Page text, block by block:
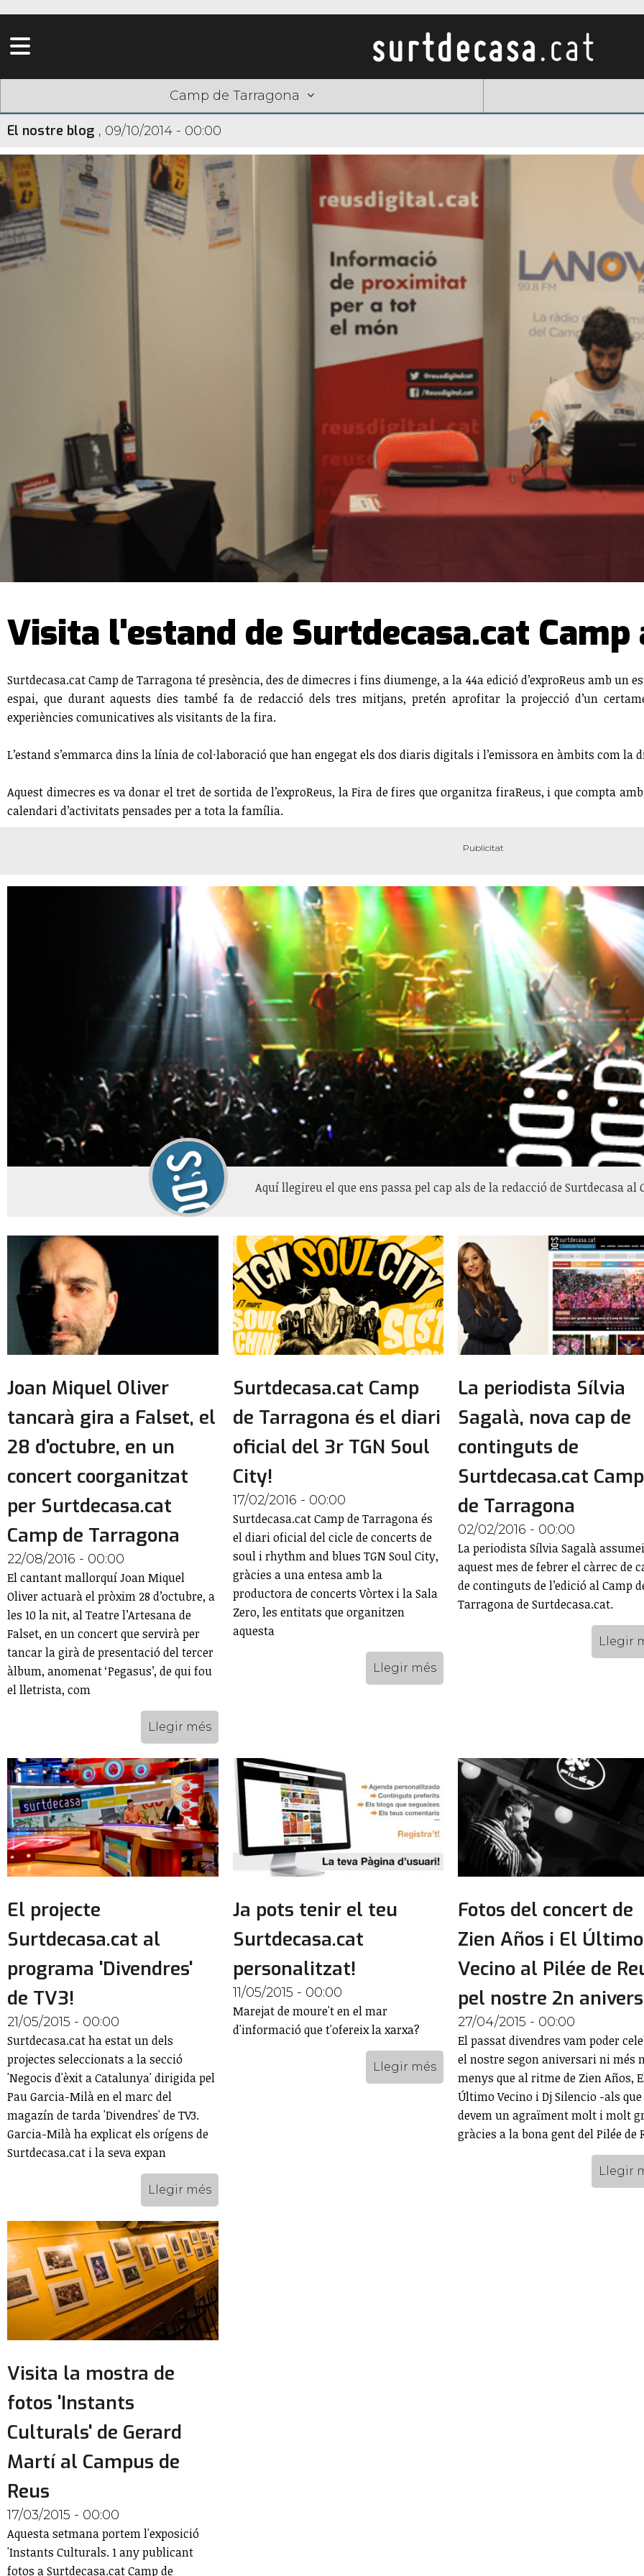
Camp de Tarragona
El nostre blog , 09/10/2014 - 00:00
Visita l'estand de Surtdecasa.cat Camp
Surtdecasa.cat Camp de Tarragona té presència, des de dimecres i fins diumenge, a la 44a edició d’exproReus amb un
espai, que durant aquests dies també fa de redacció dels tres mitjans, pretén aprofitar la projecció d’un
experiències comunicatives als visitants de la fira.
L’estand s’emmarca dins la línia de col·laboració que han engegat els dos diaris digitals i l’emissora en àmbits com
Aquest dimecres es va donar el tret de sortida de l’exproReus, la Fira de fires que organitza firaReus, i que compta
calendari d’activitats pensades per a tota la família.
Aquí llegireu el que ens passa pel cap als de la redacció de Surtdecasa al
Joan Miquel Oliver
tancarà gira a Falset, el
28 d'octubre, en un
concert coorganitzat
per Surtdecasa.cat
Camp de Tarragona
22/08/2016 - 00:00
El cantant mallorquí Joan Miquel
Oliver actuarà el pròxim 28 d’octubre, a
les 10 la nit, al Teatre l’Artesana de
Falset, en un concert que servirà per
tancar la girà de presentació del tercer
àlbum, anomenat ‘Pegasus’, de qui fou
el lletrista, com
Llegir més
Surtdecasa.cat Camp
de Tarragona és el diari
oficial del 3r TGN Soul
City!
17/02/2016 - 00:00
Surtdecasa.cat Camp de Tarragona és
el diari oficial del cicle de concerts de
soul i rhythm and blues TGN Soul City,
gràcies a una entesa amb la
productora de concerts Vòrtex i la Sala
Zero, les entitats que organitzen
aquesta
Llegir més
La periodista Sílvia
Sagalà, nova cap de
continguts de
Surtdecasa.cat Camp
de Tarragona
02/02/2016 - 00:00
La periodista Sílvia Sagalà
aquest mes de febrer el càrrec de
de continguts de l’edició al Camp
Tarragona de Surtdecasa.cat.
Llegir
El projecte
Surtdecasa.cat al
programa 'Divendres'
de TV3!
21/05/2015 - 00:00
Surtdecasa.cat ha estat un dels
projectes seleccionats a la secció
'Negocis d'èxit a Catalunya' dirigida pel
Pau Garcia-Milà en el marc del
magazín de tarda 'Divendres' de TV3.
Garcia-Milà ha explicat els orígens de
Surtdecasa.cat i la seva expan
Llegir més
Ja pots tenir el teu
Surtdecasa.cat
personalitzat!
11/05/2015 - 00:00
Marejat de moure't en el mar
d'informació que t'ofereix la xarxa?
Llegir més
Fotos del concert de
Zien Años i El Último
Vecino al Pilée de
pel nostre 2n
27/04/2015 - 00:00
El passat divendres vam poder
el nostre segon aniversari ni més
menys que al ritme de Zien Años,
Último Vecino i Dj Silencio -als que
devem un agraïment molt i molt
gràcies a la bona gent del Pilée de
Llegir
Visita la mostra de
fotos 'Instants
Culturals' de Gerard
Martí al Campus de
Reus
17/03/2015 - 00:00
Aquesta setmana portem l'exposició
'Instants Culturals. 1 any publicant
fotos a Surtdecasa.cat Camp de